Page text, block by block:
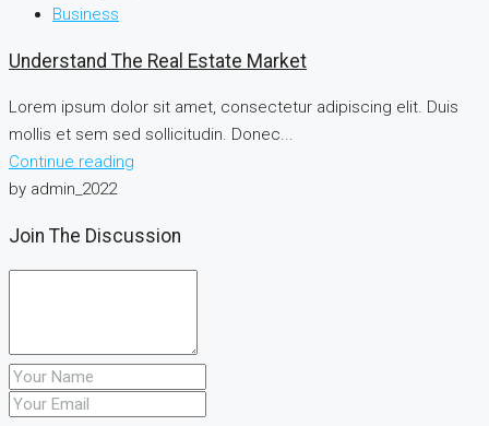
Business
Understand The Real Estate Market
Lorem ipsum dolor sit amet, consectetur adipiscing elit. Duis
mollis et sem sed sollicitudin. Donec...
Continue reading
by admin_2022
Join The Discussion